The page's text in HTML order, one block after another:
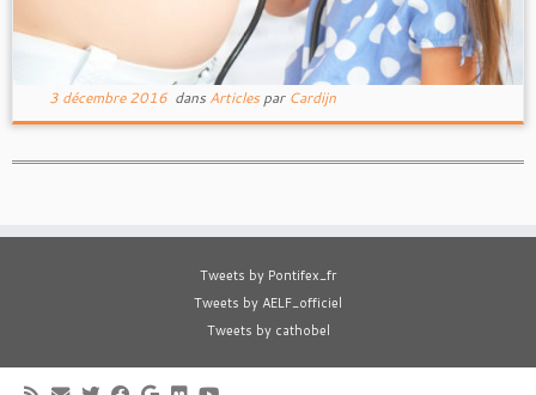
3 décembre 2016dans Articles par Cardijn
Tweets by Pontifex_fr
Tweets by AELF_officiel
Tweets by cathobel